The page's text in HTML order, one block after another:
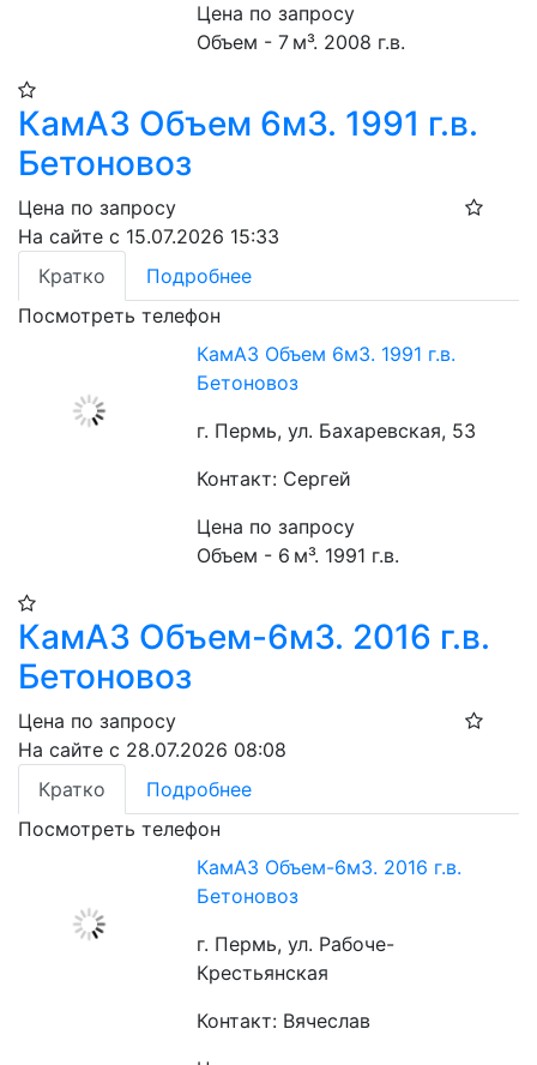
Цена по запросу
Объем - 7 м³. 2008 г.в.
КамАЗ Объем 6м3. 1991 г.в.
Бетоновоз
Цена по запросу
На сайте с 15.07.2026 15:33
Кратко
Подробнее
Посмотреть телефон
КамАЗ Объем 6м3. 1991 г.в.
Бетоновоз
г. Пермь, ул. Бахаревская, 53
Контакт: Сергей
Цена по запросу
Объем - 6 м³. 1991 г.в.
КамАЗ Объем-6м3. 2016 г.в.
Бетоновоз
Цена по запросу
На сайте с 28.07.2026 08:08
Кратко
Подробнее
Посмотреть телефон
КамАЗ Объем-6м3. 2016 г.в.
Бетоновоз
г. Пермь, ул. Рабоче-
Крестьянская
Контакт: Вячеслав